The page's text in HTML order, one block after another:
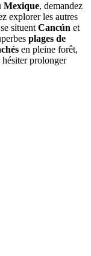
Mexique, demandez
explorer les autres
situent Cancún et
plages de
en pleine forêt,
prolonger